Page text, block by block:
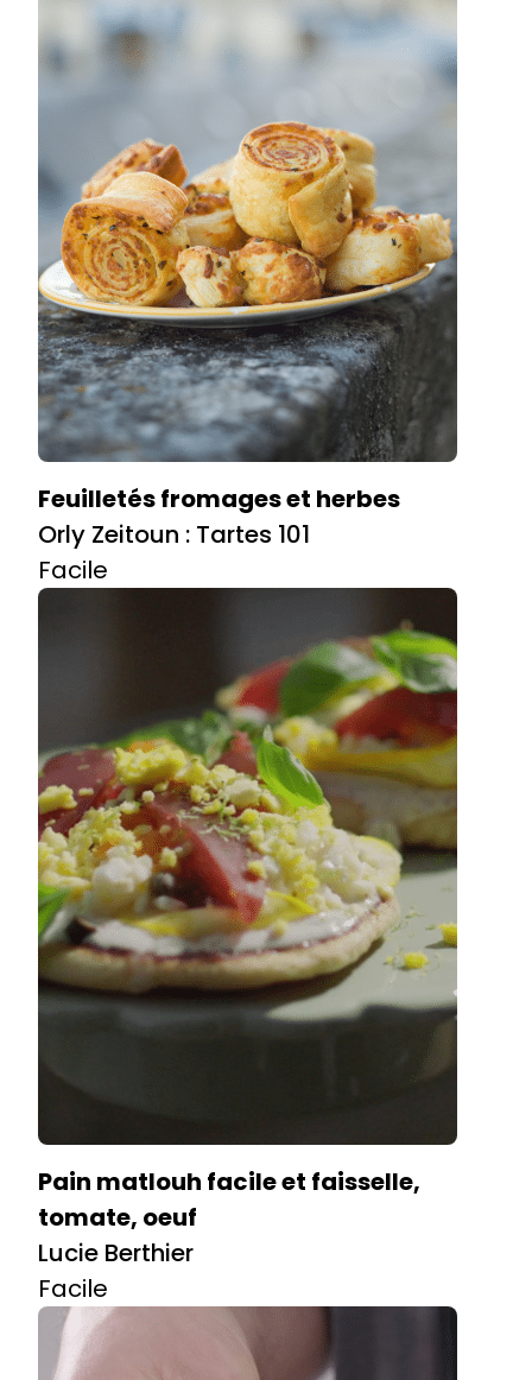
Feuilletés fromages et herbes
Orly Zeitoun : Tartes 101
Facile
Pain matlouh facile et faisselle,
tomate, oeuf
Lucie Berthier
Facile